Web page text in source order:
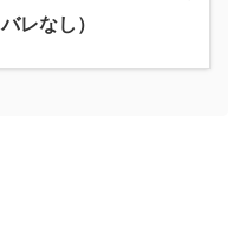
レなし）